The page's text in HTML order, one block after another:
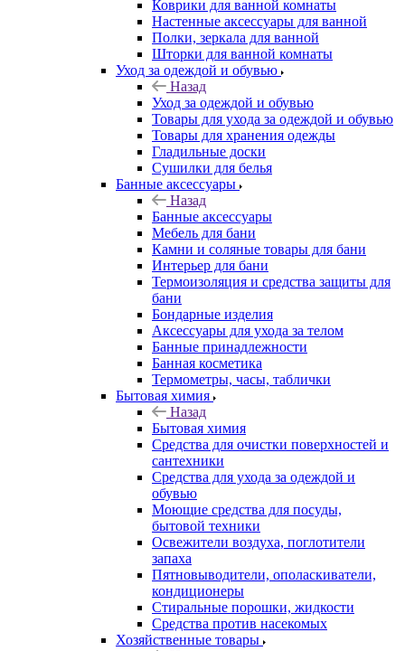
Коврики для ванной комнаты
Настенные аксессуары для ванной
Полки, зеркала для ванной
Шторки для ванной комнаты
Уход за одеждой и обувью
Назад
Уход за одеждой и обувью
Товары для ухода за одеждой и обувью
Товары для хранения одежды
Гладильные доски
Сушилки для белья
Банные аксессуары
Назад
Банные аксессуары
Мебель для бани
Камни и соляные товары для бани
Интерьер для бани
Термоизоляция и средства защиты для
бани
Бондарные изделия
Аксеcсуары для ухода за телом
Банные принадлежности
Банная косметика
Термометры, часы, таблички
Бытовая химия
Назад
Бытовая химия
Средства для очистки поверхностей и
сантехники
Средства для ухода за одеждой и
обувью
Моющие средства для посуды,
бытовой техники
Освежители воздуха, поглотители
запаха
Пятновыводители, ополаскиватели,
кондиционеры
Стиральные порошки, жидкости
Средства против насекомых
Хозяйственные товары